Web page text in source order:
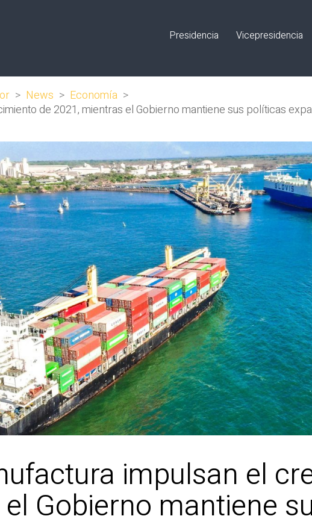
Presidencia Vicepresidencia
> News > Economía >
de 2021, mientras el Gobierno mantiene sus políticas
impulsan el
Gobierno mantiene